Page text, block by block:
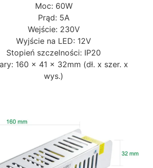
Moc: 60W
Prąd: 5A
Wejście: 230V
Wyjście na LED: 12V
Stopień szczelności: IP20
160 x 41 x 32mm (dł. x szer. x
wys.)